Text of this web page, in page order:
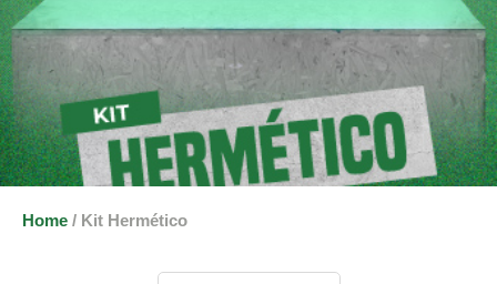
Home / Kit Hermético